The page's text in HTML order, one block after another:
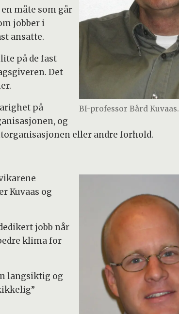
BI-professor Bård Kuvaas.
måte som går
jobber i
ansatte.
på de fast
Det
på
og
eller andre forhold.
Kuvaas og
jobb når
klima for
langsiktig og